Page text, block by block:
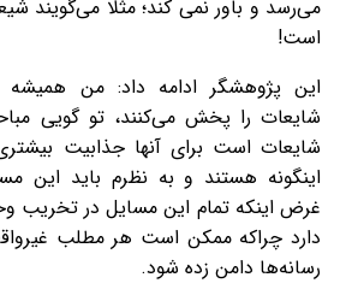
می‌رسد و باور نمی کند؛ مثلا می‌گویند
است!
این پژوهشگر ادامه داد: من همیشه
شایعات را پخش می‌کنند، تو گویی
شایعات است برای آنها جذابیت
اینگونه هستند و به نظرم باید این
غرض اینکه تمام این مسایل در تخریب
دارد چراکه ممکن است هر مطلب
رسانه‌ها دامن زده شود.